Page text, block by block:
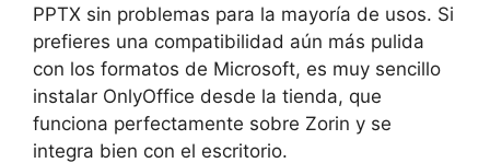
PPTX sin problemas para la mayoría de usos. Si
prefieres una compatibilidad aún más pulida
con los formatos de Microsoft, es muy sencillo
instalar OnlyOffice desde la tienda, que
funciona perfectamente sobre Zorin y se
integra bien con el escritorio.